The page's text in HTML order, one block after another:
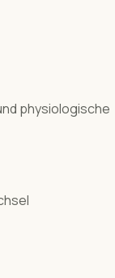
physiologische